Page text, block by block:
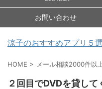
お問い合わせ
涼子のおすすめアプリ５選
HOME > メール相談2000件以
２回目でDVDを貸し